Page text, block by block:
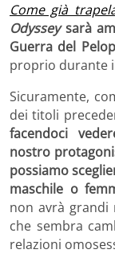
Come già
Odysseysarà
Guerra del
proprio durante
Sicuramente,
dei titoli
facendoci
nostro
possiamo
maschile o
non avrà grandi
che sembra
relazioni